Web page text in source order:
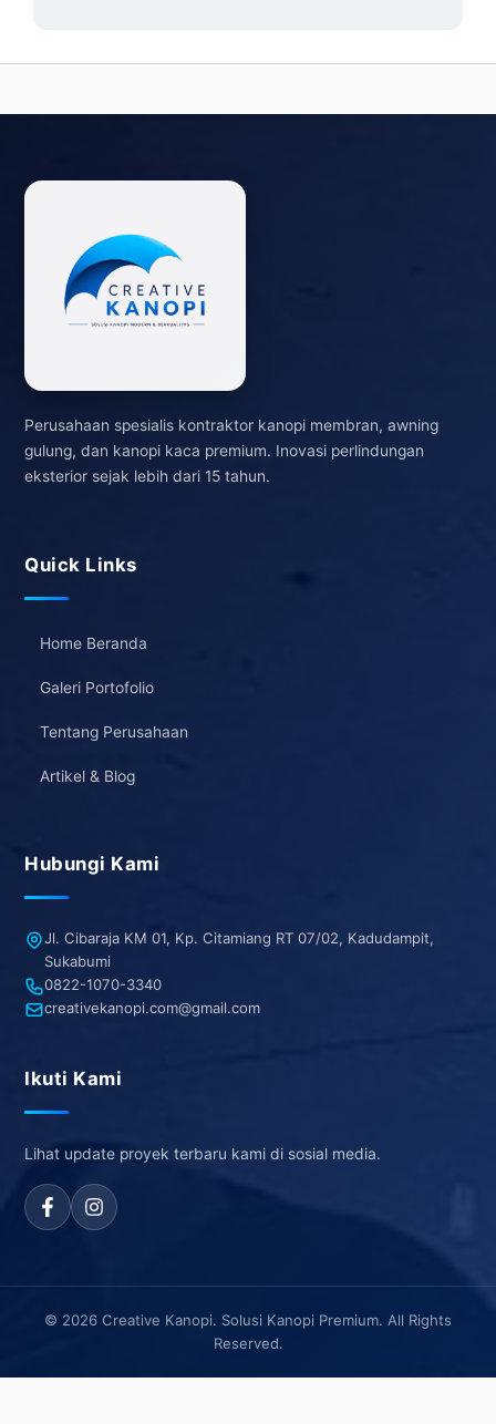
Perusahaan spesialis kontraktor kanopi membran, awning
gulung, dan kanopi kaca premium. Inovasi perlindungan
eksterior sejak lebih dari 15 tahun.
Quick Links
Home Beranda
Galeri Portofolio
Tentang Perusahaan
Artikel & Blog
Hubungi Kami
Jl. Cibaraja KM 01, Kp. Citamiang RT 07/02, Kadudampit,
Sukabumi
0822-1070-3340
creativekanopi.com@gmail.com
Ikuti Kami
Lihat update proyek terbaru kami di sosial media.
© 2026 Creative Kanopi. Solusi Kanopi Premium. All Rights
Reserved.